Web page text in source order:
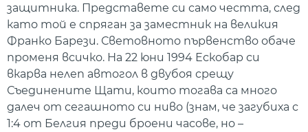
защитника. Представете си само честта, след
като той е спряган за заместник на великия
Франко Барези. Световното първенство обаче
променя всичко. На 22 юни 1994 Ескобар си
вкарва нелеп автогол в двубоя срещу
Съединените Щати, които тогава са много
далеч от сегашното си ниво (знам, че загубиха с
1:4 от Белгия преди броени часове, но –